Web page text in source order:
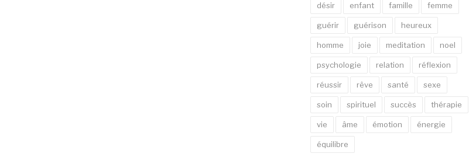
désir enfant famille femme
guérir guérison heureux
homme joie meditation noel
psychologie relation réflexion
réussir rêve santé sexe
soin spirituel succès thérapie
vie âme émotion énergie
équilibre